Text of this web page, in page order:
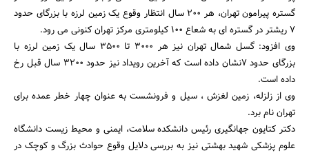
گستره پیرامون تهران، هر 200 سال انتظار وقوع یک زمین لرزه با بزرگای حدود
7 ریشتر در گستره ای به شعاع 100 کیلومتری مرکز تهران کنونی می رود.
وی افزود: گسل شمال تهران نیز هر 3000 تا 3500 سال یک زمین لرزه با
بزرگای حدود 7نشان داده است که آخرین رویداد نیز حدود 3200 سال قبل رخ
داده است.
وی از زلزله، زمین لغزش ، سیل و فرونشست به عنوان چهار خطر عمده برای
تهران نام برد.
دکتر کتایون جهانگیری رئیس دانشکده سلامت، ایمنی و محیط زیست دانشگاه
علوم پزشکی شهید بهشتی نیز به بررسی دلایل وقوع حوادث بزرگ و کوچک در